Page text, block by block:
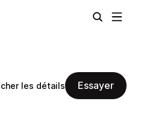
les détails Essayer